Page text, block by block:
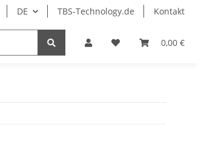
DE TBS-Technology.de Kontakt
0,00 €